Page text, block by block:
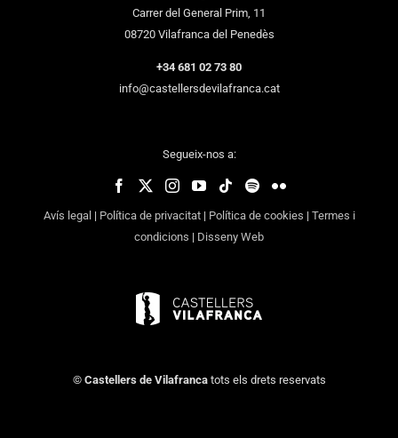
Carrer del General Prim, 11
08720 Vilafranca del Penedès
+34 681 02 73 80
info@castellersdevilafranca.cat
Segueix-nos a:
Avís legal | Política de privacitat| Política de cookies | Termes i
condicions | Disseny Web
© Castellers de Vilafrancatots els drets reservats